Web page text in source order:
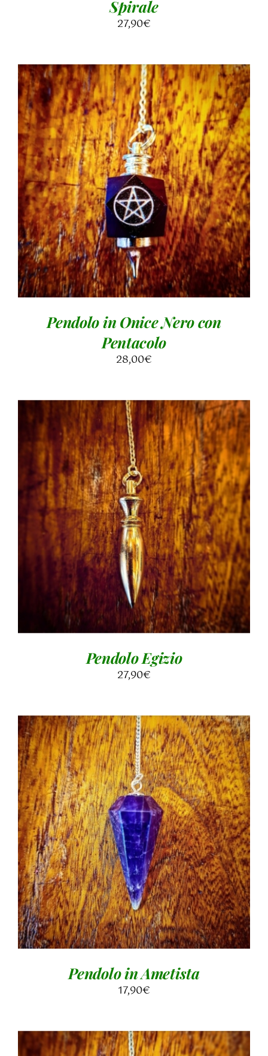
Spirale
27,90€
AGGIUNGI AL CARRELLO / DETTAGLI
Pendolo in Onice Nero con
Pentacolo
28,00€
AGGIUNGI AL CARRELLO / DETTAGLI
Pendolo Egizio
27,90€
AGGIUNGI AL CARRELLO / DETTAGLI
Pendolo in Ametista
17,90€